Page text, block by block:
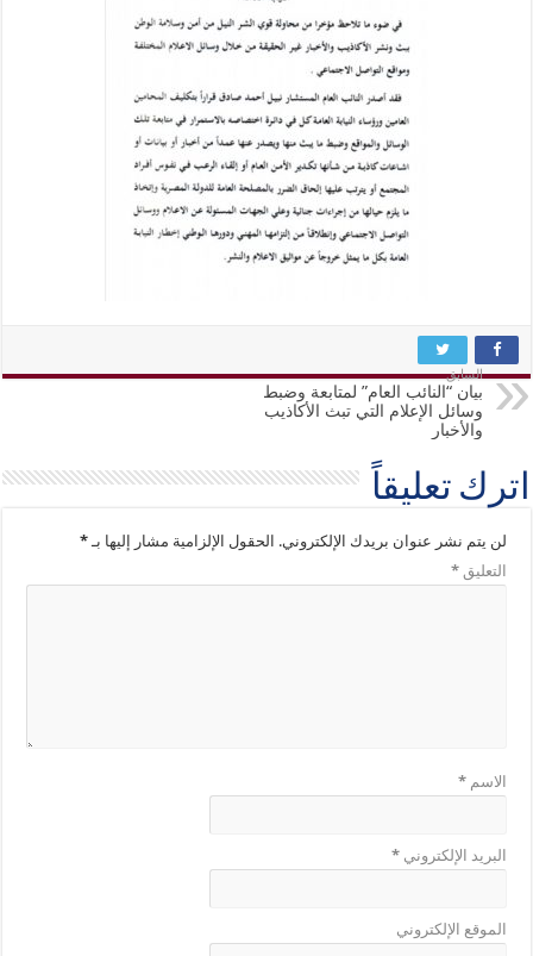
السابق
بيان “النائب العام” لمتابعة وضبط
وسائل الإعلام التي تبث الأكاذيب
والأخبار
اترك تعليقاً
لن يتم نشر عنوان بريدك الإلكتروني. الحقول الإلزامية مشار إليها بـ*
التعليق*
الاسم*
البريد الإلكتروني*
الموقع الإلكتروني